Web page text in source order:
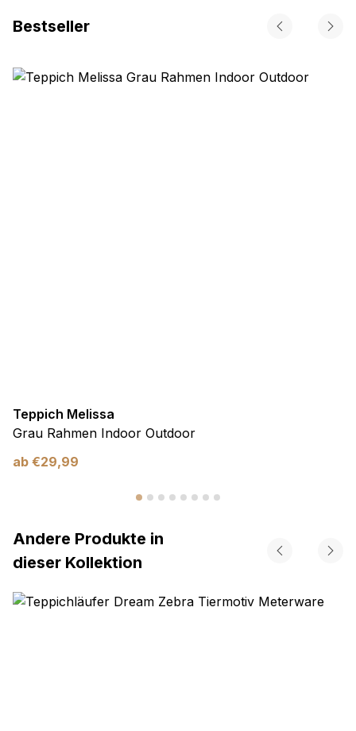
Bestseller
Teppich Melissa
Grau Rahmen Indoor Outdoor
ab €29,99
Andere Produkte in
dieser Kollektion